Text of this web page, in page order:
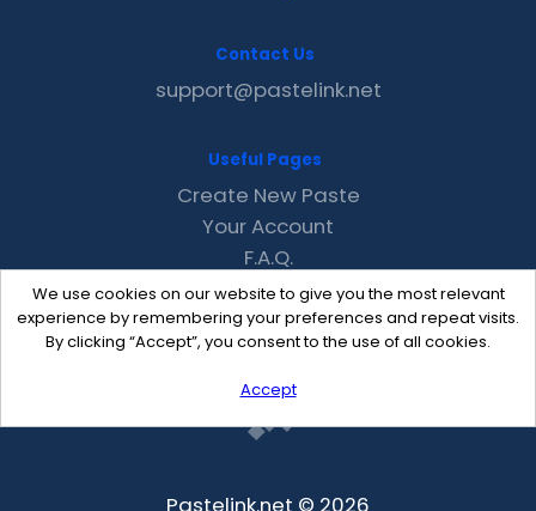
We use cookies on our website to give you the most relevant
experience by remembering your preferences and repeat visits.
By clicking “Accept”, you consent to the use of all cookies.
Accept
Contact Us
support@pastelink.net
Useful Pages
Create New Paste
Your Account
F.A.Q.
Recent
Contact
Pastelink.net © 2026